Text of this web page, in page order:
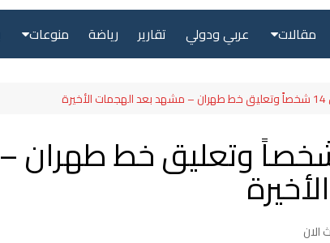
مقالات
دولية
عربي ودولي تقارير رياضة منوعات
سياحة
تعلن مقتل 14 شخصاً وتعليق خط طهران –
الان